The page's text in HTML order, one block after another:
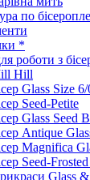
по
*
роботи з
Hill
Glass Size
Seed-Petite
Glass Seed
Antique
Magnifica
Seed-
Glass &